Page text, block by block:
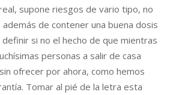
supone riesgos de vario tipo, no
de contener una buena dosis
definir si no el hecho de que mientras
personas a salir de casa
ofrecer por ahora, como hemos
Tomar al pié de la letra esta